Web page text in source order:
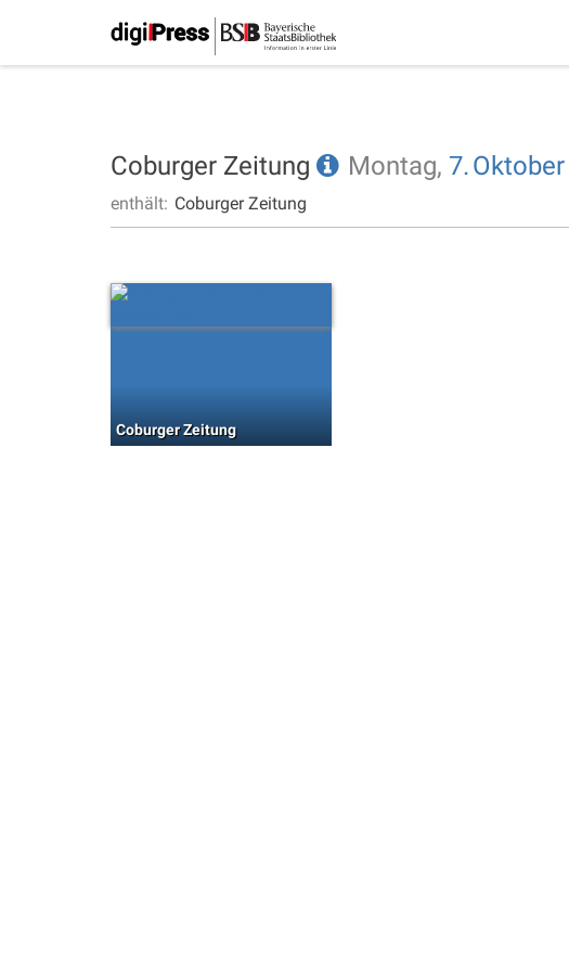
Coburger Zeitung Montag, 7.Oktober
enthält: Coburger Zeitung
Coburger Zeitung